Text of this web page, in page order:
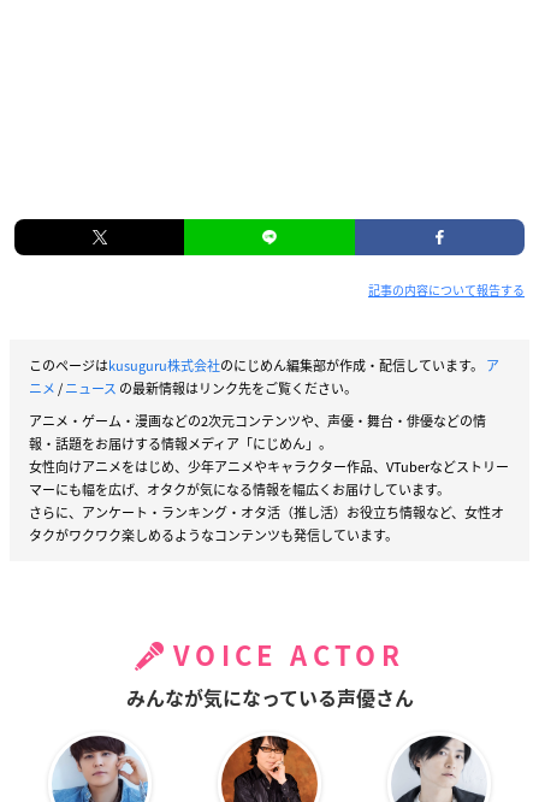
記事の内容について報告する
このページはkusuguru株式会社のにじめん編集部が作成・配信しています。 ア
ニメ/ニュース の最新情報はリンク先をご覧ください。
アニメ・ゲーム・漫画などの2次元コンテンツや、声優・舞台・俳優などの情
報・話題をお届けする情報メディア「にじめん」。
女性向けアニメをはじめ、少年アニメやキャラクター作品、VTuberなどストリー
マーにも幅を広げ、オタクが気になる情報を幅広くお届けしています。
さらに、アンケート・ランキング・オタ活（推し活）お役立ち情報など、女性オ
タクがワクワク楽しめるようなコンテンツも発信しています。
VOICE ACTOR
みんなが気になっている声優さん